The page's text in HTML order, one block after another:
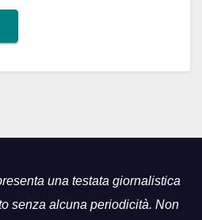
una testata giornalistica
senza alcuna periodicità. Non